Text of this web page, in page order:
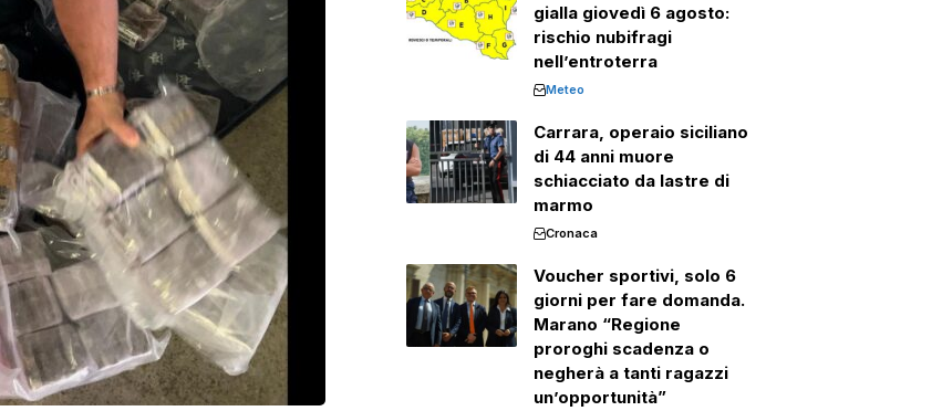
gialla giovedì 6 agosto:
rischio nubifragi
nell’entroterra
Meteo
Carrara, operaio siciliano
di 44 anni muore
schiacciato da lastre di
marmo
Cronaca
Voucher sportivi, solo 6
giorni per fare domanda.
Marano “Regione
proroghi scadenza o
negherà a tanti ragazzi
un’opportunità”